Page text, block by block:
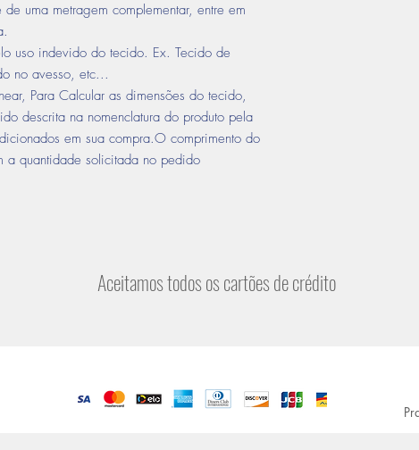
uma metragem complementar, entre em
uso indevido do tecido. Ex. Tecido de
no avesso, etc...
Para Calcular as dimensões do tecido,
descrita na nomenclatura do produto pela
em sua compra.O comprimento do
quantidade solicitada no pedido
Aceitamos todos os cartões de crédito